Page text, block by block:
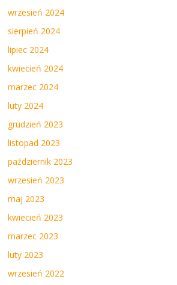
wrzesień 2024
sierpień 2024
lipiec 2024
kwiecień 2024
marzec 2024
luty 2024
grudzień 2023
listopad 2023
październik 2023
wrzesień 2023
maj 2023
kwiecień 2023
marzec 2023
luty 2023
wrzesień 2022